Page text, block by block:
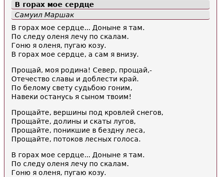
В горах мое сердце
Самуил Маршак
В горах мое сердце... Доныне я там.
По следу оленя лечу по скалам.
Гоню я оленя, пугаю козу.
В горах мое сердце, а сам я внизу.
Прощай, моя родина! Север, прощай,-
Отечество славы и доблести край.
По белому свету судьбою гоним,
Навеки останусь я сыном твоим!
Прощайте, вершины под кровлей снегов,
Прощайте, долины и скаты лугов,
Прощайте, поникшие в бездну леса,
Прощайте, потоков лесных голоса.
В горах мое сердце... Доныне я там.
По следу оленя лечу по скалам.
Гоню я оленя, пугаю козу.